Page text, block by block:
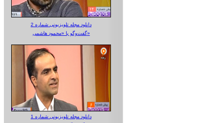
دانلود مجله تلویزیونی شماره 2
گفت‌وگو با «محمود هاشمی»
دانلود مجله تلویزیونی شماره 1